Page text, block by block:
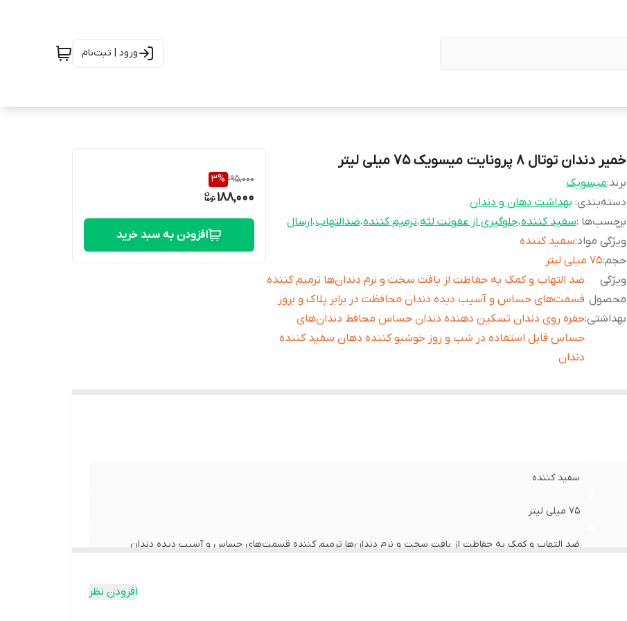
ورود | ثبت‌نام
خمیر دندان توتال 8 پرونایت میسویک 75 میلی لیتر
برند:میسویک
دسته‌بندی: بهداشت دهان و دندان
برچسب‌ها :سفید کننده،جلوگیری از عفونت لثه،ترمیم کننده،ضدالتهاب،ارسال
ویژگی مواد:سفید کننده
حجم:۷۵ میلی لیتر
ویژگی
محصول
بهداشتی:
ضد التهاب و کمک به حفاظت از بافت سخت و نرم دندان‌ها ترمیم کننده
قسمت‌های حساس و آسیب دیده دندان محافظت در برابر پلاک و بروز
حفره روی دندان تسکین دهنده دندان حساس محافظ دندان‌های
حساس قابل استفاده در شب و روز خوشبو کننده دهان سفید کننده
دندان
195,000
3%
188,000
افزودن به سبد خرید
سفید کننده
۷۵ میلی لیتر
ضد التهاب و کمک به حفاظت از بافت سخت و نرم دندان‌ها ترمیم کننده قسمت‌های حساس و آسیب دیده دندان
افزودن نظر